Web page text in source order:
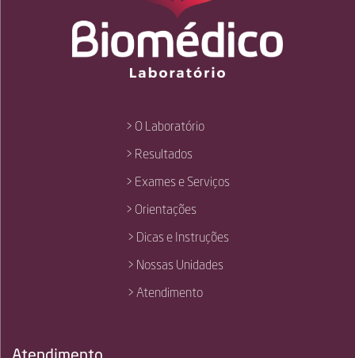
> O Laboratório
> Resultados
> Exames e Serviços
> Orientações
> Dicas e Instruções
> Nossas Unidades
> Atendimento